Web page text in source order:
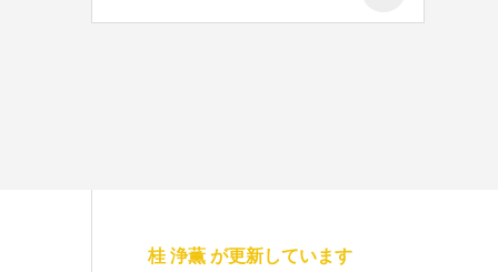
桂 浄薫 が更新しています